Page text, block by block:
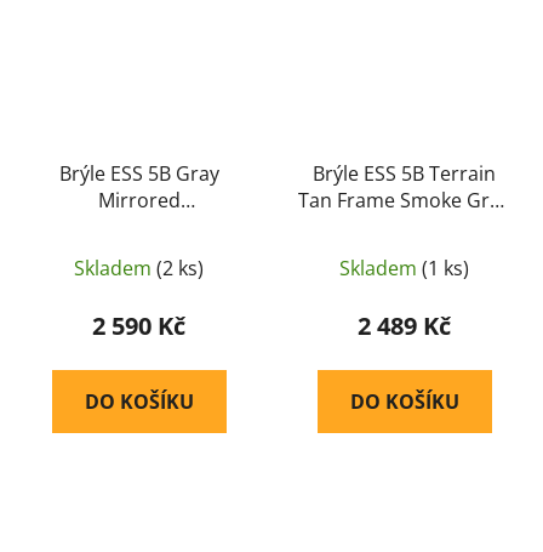
Brýle ESS 5B Gray
Mirrored
(EE9006-05) - ESS
Skladem (2 ks)
2 590 Kč
DO KOŠÍKU
Brýle ESS 5B Terrain
Tan Frame Smoke Gray
(EE9006-15) - ESS
Skladem (1 ks)
2 489 Kč
DO KOŠÍKU